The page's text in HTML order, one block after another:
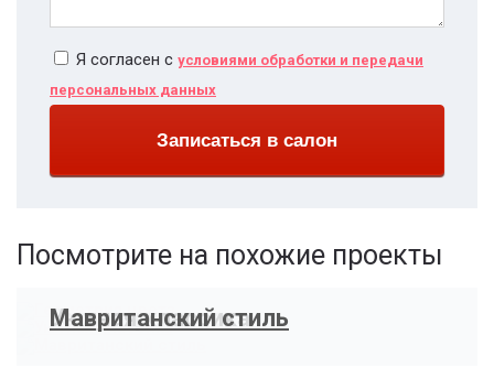
Я согласен с условиями обработки и передачи
персональных данных
Записаться в салон
Посмотрите на похожие проекты
Геометрия цвета
Уютная классика
Мавританский стиль